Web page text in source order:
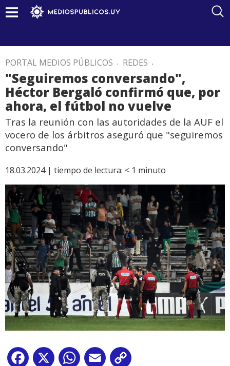
PORTAL MEDIOS PÚBLICOS . REDES .
"Seguiremos conversando",
Héctor Bergaló confirmó que, por
ahora, el fútbol no vuelve
Tras la reunión con las autoridades de la AUF el
vocero de los árbitros aseguró que "seguiremos
conversando"
18.03.2024 | tiempo de lectura: < 1 minuto
Facebook
X WhatsApp
Email